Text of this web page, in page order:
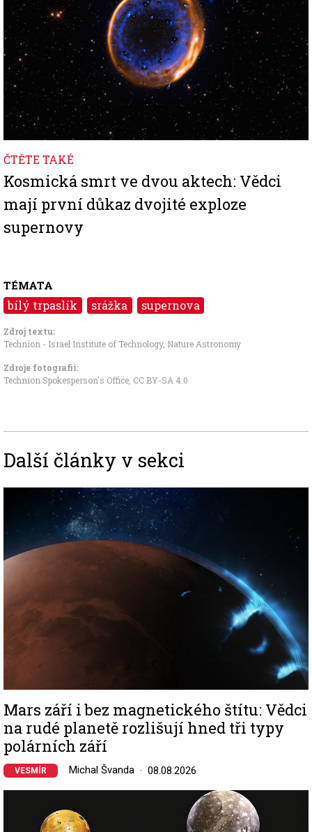
ČTĚTE TAKÉ
Kosmická smrt ve dvou aktech: Vědci
mají první důkaz dvojité exploze
supernovy
TÉMATA
bílý trpaslík srážka supernova
Zdroj textu:
Technion - Israel Institute of Technology, Nature Astronomy
Zdroje fotografii:
Technion Spokesperson's Office CC BY-SA 4.0
Další články v sekci
Image
Mars září i bez magnetického štítu: Vědci
na rudé planetě rozlišují hned tři typy
polárních září
VESMÍR Michal Švanda 08.08.2026